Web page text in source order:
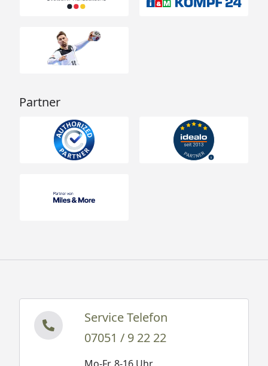
Partner
Service Telefon
07051 / 9 22 22